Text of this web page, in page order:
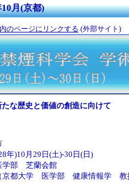
月(京都)
のページにリンクする (外部サイト)
な歴史と価値の創造に向けて
年)10月29日(土)-30日(日)
学部 芝蘭会館
京都大学 医学部 健康情報学 教